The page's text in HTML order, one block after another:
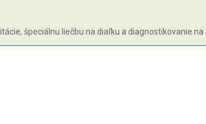
špeciálnu liečbu na diaľku a diagnostikovanie